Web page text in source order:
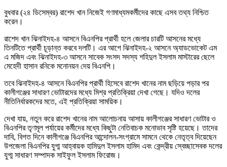
বুধবার (২৪ ডিসেম্বর) রাশেদ খান নিজেই গণমাধ্যমকর্মীদের কাছে এসব তথ্য নিশ্চিত
করেন।
রাশেদ খান ঝিনাইদহ-৪ আসনে বিএনপির প্রার্থী হলে জেলার চারটি আসনের মধ্যে
তিনটিতে প্রার্থী চূড়ান্ত করবে দলটি। এর আগে ঝিনাইদহ-২ আসনে অ্যাডভোকেট এম
এ মজিদ এবং ঝিনাইদহ-৩ আসনে সাবেক সংসদ সদস্য শহিদুল ইসলাম মাস্টারের ছেলে
মেহেদী হাসান রনিকে মনোনয়ন দেয় বিএনপি।
তবে ঝিনাইদহ-৪ আসনে বিএনপির প্রার্থী হিসেবে রাশেদ খানের নাম ছড়িয়ে পড়ার পর
কালীগঞ্জের সাধারণ ভোটারদের মধ্যে মিশ্র প্রতিক্রিয়া দেখা গেছে। যদিও দলের
নীতিনির্ধারকদের মতে, এই প্রতিক্রিয়া সাময়িক।
দেখা যায়, নতুন করে রাশেদ খানের নাম আলোচনায় আসায় কালীগঞ্জের সাধারণ ভোটার ও
বিএনপির তৃণমূল পর্যায়ের কর্মীদের মধ্যে কিছুটা নেতিবাচক মনোভাব সৃষ্টি হয়েছে। তাদের
দাবি, বিগত দিনে কালীগঞ্জে বিএনপির আন্দোলন-সংগ্রামে সামনে থেকে নেতৃত্ব দিয়েছেন
উপজেলা বিএনপির যুগ্ম আহ্বায়ক হামিদুল ইসলাম হামিদ এবং কেন্দ্রীয় স্বেচ্ছাসেবক দলের
যুগ্ম সাধারণ সম্পাদক সাইফুল ইসলাম ফিরোজ।